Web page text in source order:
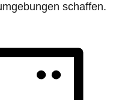
schaffen.